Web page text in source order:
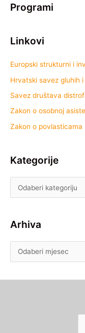
Programi
Linkovi
Europski strukturni i
Hrvatski savez gluhih i
Savez društava
Zakon o osobnoj
Zakon o
Kategorije
Arhiva